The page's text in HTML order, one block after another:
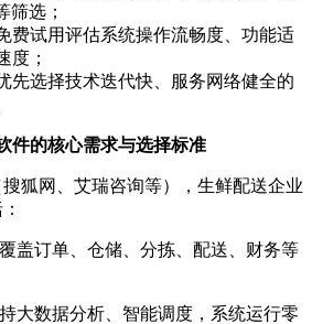
筛选；
费试用评估系统操作流畅度、功能适
度；
先选择技术迭代快、服务网络健全的
件的核心需求与选择标准
狐网、艾瑞咨询等），生鲜配送企业
盖订单、仓储、分拣、配送、财务等
大数据分析、智能调度，系统运行零